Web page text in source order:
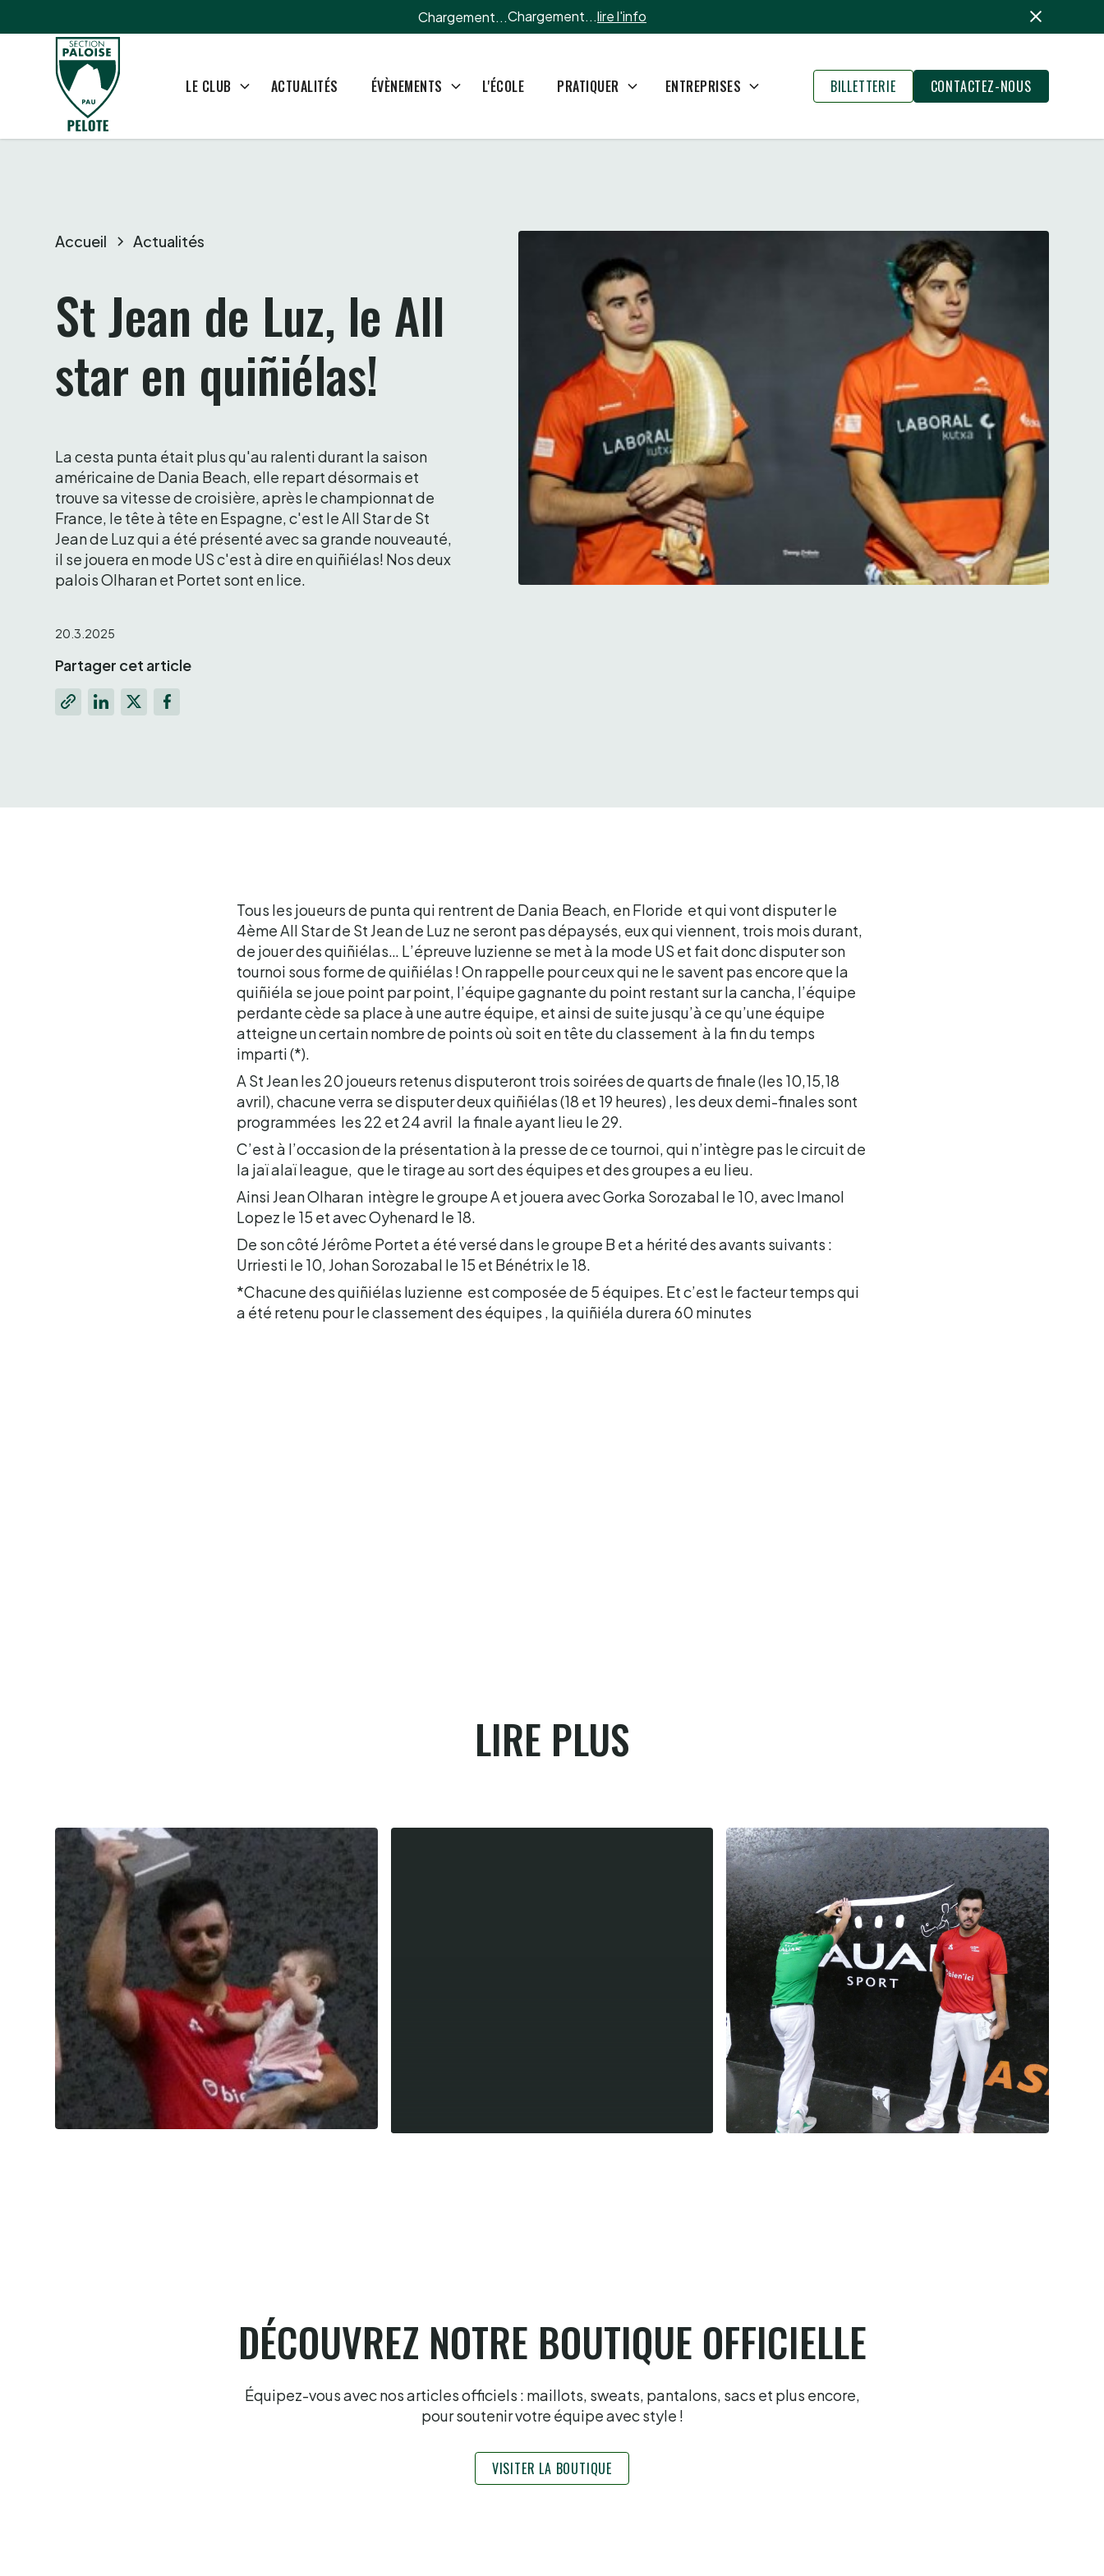
Chargement...Chargement...lire l'info
LE CLUB ACTUALITÉS ÉVÈNEMENTS L'ÉCOLE PRATIQUER ENTREPRISES BILLETTERIE CONTACTEZ-NOUS
Accueil Actualités
St Jean de Luz, le All
star en quiñiélas!
La cesta punta était plus qu'au ralenti durant la saison
américaine de Dania Beach, elle repart désormais et
trouve sa vitesse de croisière, après le championnat de
France, le tête à tête en Espagne, c'est le All Star de St
Jean de Luz qui a été présenté avec sa grande nouveauté,
il se jouera en mode US c'est à dire en quiñiélas! Nos deux
palois Olharan et Portet sont en lice.
20.3.2025
Partager cet article
Tous les joueurs de punta qui rentrent de Dania Beach, en Floride et qui vont disputer le
4ème All Star de St Jean de Luz ne seront pas dépaysés, eux qui viennent, trois mois durant,
de jouer des quiñiélas… L’épreuve luzienne se met à la mode US et fait donc disputer son
tournoi sous forme de quiñiélas ! On rappelle pour ceux qui ne le savent pas encore que la
quiñiéla se joue point par point, l’équipe gagnante du point restant sur la cancha, l’équipe
perdante cède sa place à une autre équipe, et ainsi de suite jusqu’à ce qu’une équipe
atteigne un certain nombre de points où soit en tête du classement à la fin du temps
imparti (*).
A St Jean les 20 joueurs retenus disputeront trois soirées de quarts de finale (les 10,15,18
avril), chacune verra se disputer deux quiñiélas (18 et 19 heures) , les deux demi-finales sont
programmées les 22 et 24 avril la finale ayant lieu le 29.
C’est à l’occasion de la présentation à la presse de ce tournoi, qui n’intègre pas le circuit de
la jaï alaï league, que le tirage au sort des équipes et des groupes a eu lieu.
Ainsi Jean Olharan intègre le groupe A et jouera avec Gorka Sorozabal le 10, avec Imanol
Lopez le 15 et avec Oyhenard le 18.
De son côté Jérôme Portet a été versé dans le groupe B et a hérité des avants suivants :
Urriesti le 10, Johan Sorozabal le 15 et Bénétrix le 18.
*Chacune des quiñiélas luzienne est composée de 5 équipes. Et c’est le facteur temps qui
a été retenu pour le classement des équipes , la quiñiéla durera 60 minutes
LIRE PLUS
DÉCOUVREZ NOTRE BOUTIQUE OFFICIELLE
Équipez-vous avec nos articles officiels : maillots, sweats, pantalons, sacs et plus encore,
pour soutenir votre équipe avec style !
VISITER LA BOUTIQUE